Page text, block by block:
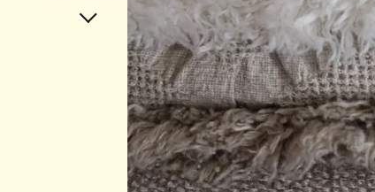
Подарочный сертификат